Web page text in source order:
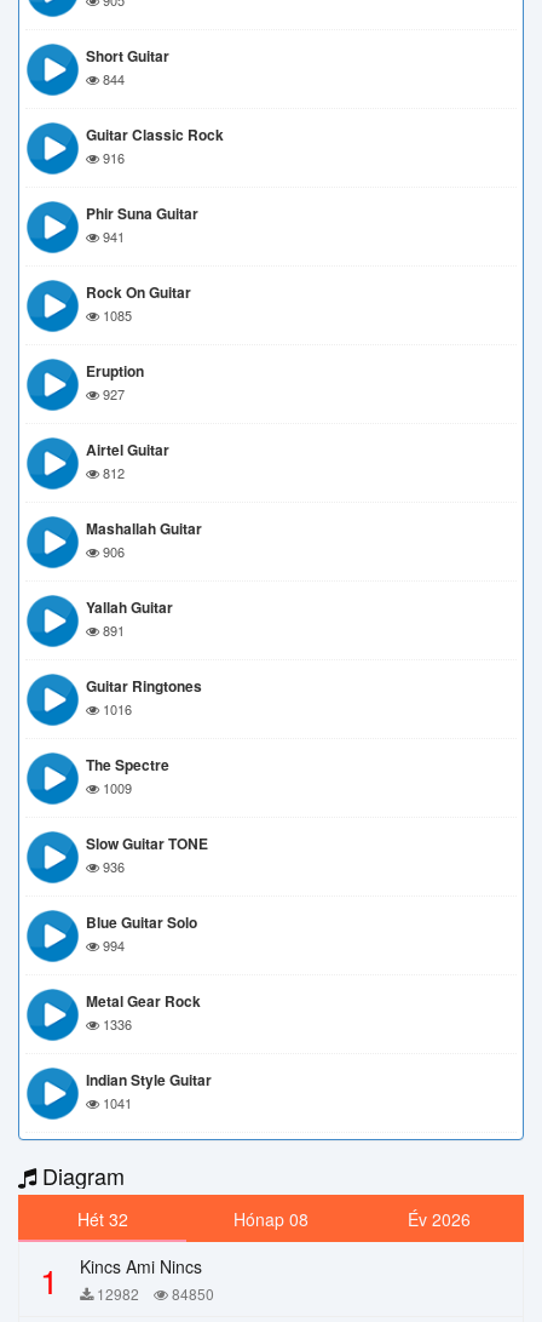
Short Guitar
844
Guitar Classic Rock
916
Phir Suna Guitar
941
Rock On Guitar
1085
Eruption
927
Airtel Guitar
812
Mashallah Guitar
906
Yallah Guitar
891
Guitar Ringtones
1016
The Spectre
1009
Slow Guitar TONE
936
Blue Guitar Solo
994
Metal Gear Rock
1336
Indian Style Guitar
1041
Diagram
Hét 32 Hónap 08 Év 2026
1 Kincs Ami Nincs
12982 84850